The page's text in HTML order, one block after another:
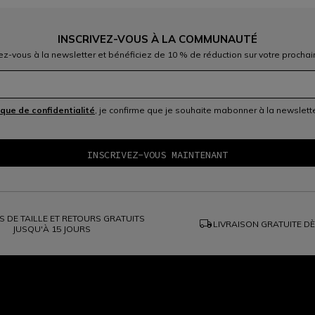
INSCRIVEZ-VOUS À LA COMMUNAUTÉ
vous à la newsletter et bénéficiez de 10 % de réduction sur votre
de confidentialité, je confirme que je souhaite mabonner à la
DE TAILLE ET RETOURS GRATUITS
JUSQU'À 15 JOURS
local_shipping LIVRAISON GRATUITE